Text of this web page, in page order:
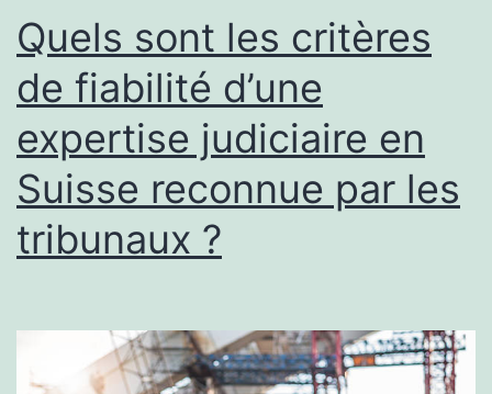
tennis
complet
Quels sont les critères
de fiabilité d’une
expertise judiciaire en
Suisse reconnue par les
tribunaux ?